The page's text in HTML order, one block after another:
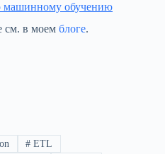
машинному обучению
см. в моем блоге.
# ETL